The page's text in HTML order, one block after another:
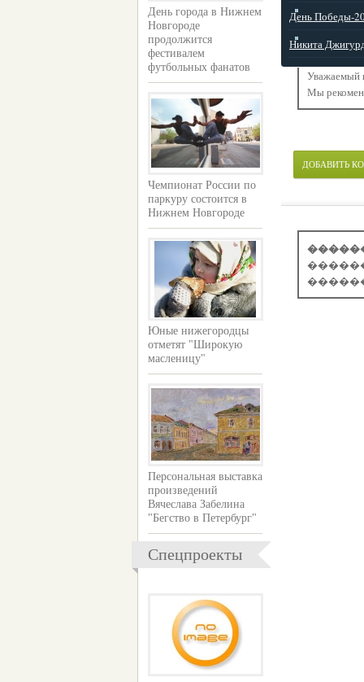
День города в Нижнем
Новгороде
продолжится
фестивалем
футбольных фанатов
Чемпионат России по
паркуру состоится в
Нижнем Новгороде
Юные нижегородцы
отметят "Широкую
масленицу"
Персональная выставка
произведений
Вячеслава Забелина
"Бегство в Петербург"
Спецпроекты
День Победы-
Никита
Уважаемый
Мы
ДОБАВИТЬ